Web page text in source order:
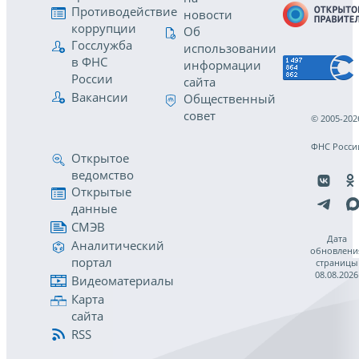
Противодействие
коррупции
Госслужба
в ФНС
России
Вакансии
новости
Об
использовании
информации
сайта
Общественный
совет
Открытое
ведомство
Открытые
данные
СМЭВ
Аналитический
портал
Видеоматериалы
Карта
сайта
RSS
© 2005-
ФНС
Дата
страницы
08.08.2026